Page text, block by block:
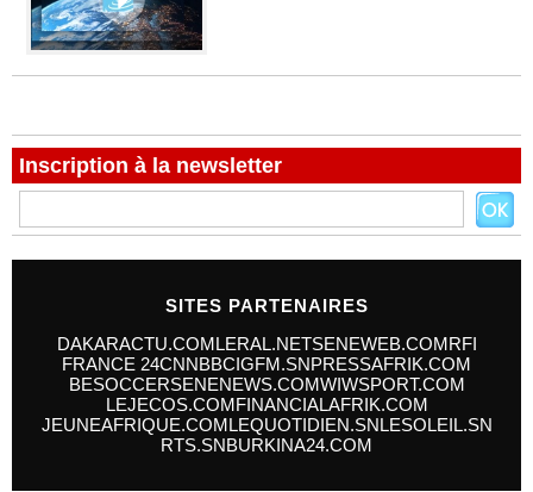
Inscription à la newsletter
SITES PARTENAIRES
DAKARACTU.COMLERAL.NETSENEWEB.COMRFI
FRANCE 24CNNBBCIGFM.SNPRESSAFRIK.COM
BESOCCERSENENEWS.COMWIWSPORT.COM
LEJECOS.COMFINANCIALAFRIK.COM
JEUNEAFRIQUE.COMLEQUOTIDIEN.SNLESOLEIL.SN
RTS.SNBURKINA24.COM